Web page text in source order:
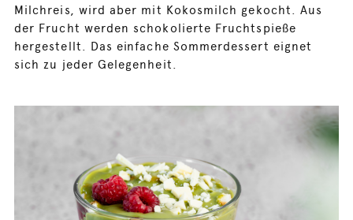
Milchreis, wird aber mit Kokosmilch gekocht. Aus
der Frucht werden schokolierte Fruchtspieße
hergestellt. Das einfache Sommerdessert eignet
sich zu jeder Gelegenheit.